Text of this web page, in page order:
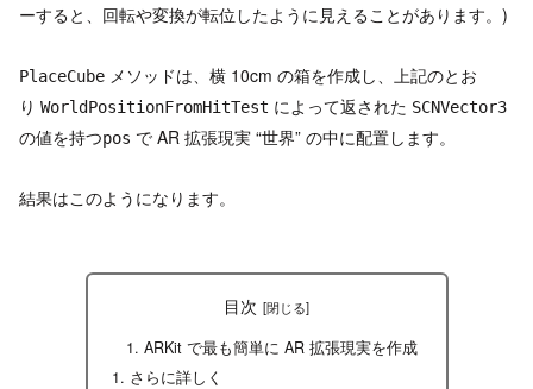
ーすると、回転や変換が転位したように見えることがあります。)
PlaceCube メソッドは、横 10cm の箱を作成し、上記のとお
り WorldPositionFromHitTest によって返された SCNVector3
の値を持つpos で AR 拡張現実 “世界” の中に配置します。
結果はこのようになります。
目次
ARKit で最も簡単に AR 拡張現実を作成
さらに詳しく